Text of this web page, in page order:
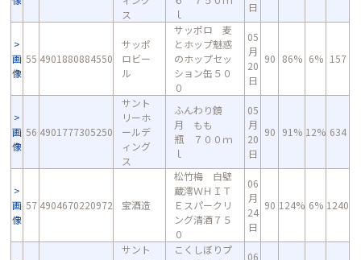
ス
ｌ
日
画
像
55 4901880884550
サッポ
ロビー
ル
サッポロ 麦
とホップ魅惑
のホップセッ
ション缶５０
０
05
月
20
日
90 86% 6% 157
画
像
56 4901777305250
サント
リーホ
ールデ
ィング
ス
ふんわり鏡
月 もも
瓶 ７００ｍ
ｌ
05
月
20
日
90 91% 12% 634
画
像
57 4904670220972 宝酒造
松竹梅 白壁
蔵澪ＷＨＩＴ
Ｅスパークリ
ング清酒７５
０
06
月
24
日
90 124% 6% 1240
サント
こくしぼりプ
06